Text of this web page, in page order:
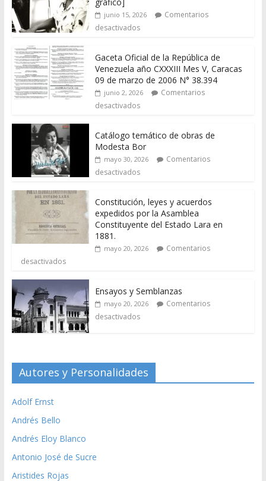
junio 15, 2026
Comentarios
desactivados
Gaceta Oficial de la República de
Venezuela año CXXXIII Mes V, Caracas
09 de marzo de 2006 N° 38.394
junio 2, 2026
Comentarios
desactivados
Catálogo temático de obras de
Modesta Bor
mayo 30, 2026
Comentarios
desactivados
Constitución, leyes y acuerdos
expedidos por la Asamblea
Constituyente del Estado Lara en
1881.
mayo 20, 2026
Comentarios
desactivados
Ensayos y Semblanzas
mayo 20, 2026
Comentarios
desactivados
Autores y Personalidades
Adolf Ernst
Andrés Bello
Andrés Eloy Blanco
Antonio José de Sucre
Aristides Rojas